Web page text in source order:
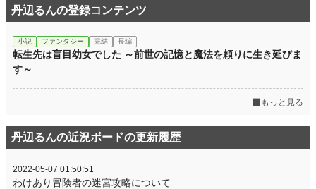
丹辺るんの登録コンテンツ
小説 ファンタジー 完結 長編
転生先は盲目幼女でした ～前世の記憶と魔法を頼りに生き延びま
す～
もっと見る
丹辺るんの近況ボードの更新履歴
2022-05-07 01:50:51
わけあり冒険者の迷宮攻略について